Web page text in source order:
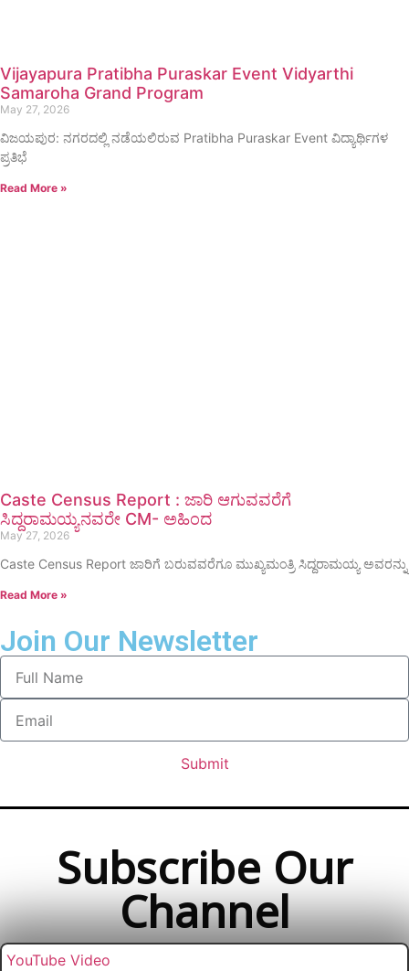
Vijayapura Pratibha Puraskar Event Vidyarthi
Samaroha Grand Program
May 27, 2026
ವಿಜಯಪುರ: ನಗರದಲ್ಲಿ ನಡೆಯಲಿರುವ Pratibha Puraskar Event ವಿದ್ಯಾರ್ಥಿಗಳ
ಪ್ರತಿಭೆ
Read More »
Caste Census Report : ಜಾರಿ ಆಗುವವರೆಗೆ
ಸಿದ್ದರಾಮಯ್ಯನವರೇ CM- ಅಹಿಂದ
May 27, 2026
Caste Census Report ಜಾರಿಗೆ ಬರುವವರೆಗೂ ಮುಖ್ಯಮಂತ್ರಿ ಸಿದ್ದರಾಮಯ್ಯ ಅವರನ್ನು
Read More »
Join Our Newsletter
Submit
Subscribe Our
Channel
YouTube Video